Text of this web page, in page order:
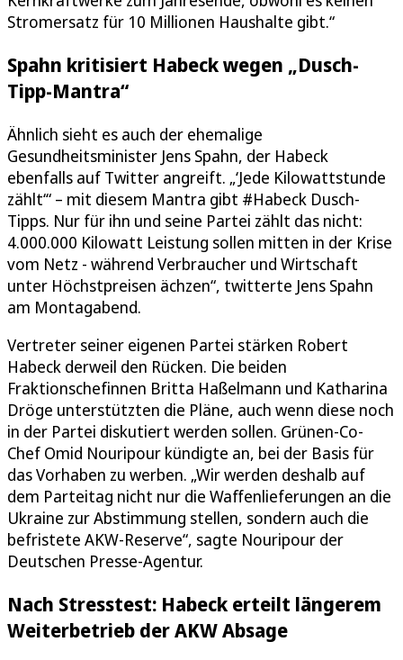
Stromersatz für 10 Millionen Haushalte gibt.“
Spahn kritisiert Habeck wegen „Dusch-
Tipp-Mantra“
Ähnlich sieht es auch der ehemalige
Gesundheitsminister Jens Spahn, der Habeck
ebenfalls auf Twitter angreift. „‘Jede Kilowattstunde
zählt‘“ – mit diesem Mantra gibt #Habeck Dusch-
Tipps. Nur für ihn und seine Partei zählt das nicht:
4.000.000 Kilowatt Leistung sollen mitten in der Krise
vom Netz - während Verbraucher und Wirtschaft
unter Höchstpreisen ächzen“, twitterte Jens Spahn
am Montagabend.
Vertreter seiner eigenen Partei stärken Robert
Habeck derweil den Rücken. Die beiden
Fraktionschefinnen Britta Haßelmann und Katharina
Dröge unterstützten die Pläne, auch wenn diese noch
in der Partei diskutiert werden sollen. Grünen-Co-
Chef Omid Nouripour kündigte an, bei der Basis für
das Vorhaben zu werben. „Wir werden deshalb auf
dem Parteitag nicht nur die Waffenlieferungen an die
Ukraine zur Abstimmung stellen, sondern auch die
befristete AKW-Reserve“, sagte Nouripour der
Deutschen Presse-Agentur.
Nach Stresstest: Habeck erteilt längerem
Weiterbetrieb der AKW Absage